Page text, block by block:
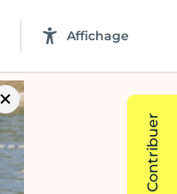
Affichage
Contribuer